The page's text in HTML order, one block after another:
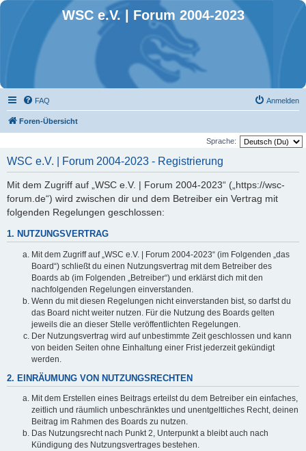
WSC e.V. | Forum 2004-2023
FAQ Anmelden
Foren-Übersicht
Sprache:
WSC e.V. | Forum 2004-2023 - Registrierung
Mit dem Zugriff auf „WSC e.V. | Forum 2004-2023“ („https://wsc-
forum.de“) wird zwischen dir und dem Betreiber ein Vertrag mit
folgenden Regelungen geschlossen:
1. NUTZUNGSVERTRAG
Mit dem Zugriff auf „WSC e.V. | Forum 2004-2023“ (im Folgenden „das
Board“) schließt du einen Nutzungsvertrag mit dem Betreiber des
Boards ab (im Folgenden „Betreiber“) und erklärst dich mit den
nachfolgenden Regelungen einverstanden.
Wenn du mit diesen Regelungen nicht einverstanden bist, so darfst du
das Board nicht weiter nutzen. Für die Nutzung des Boards gelten
jeweils die an dieser Stelle veröffentlichten Regelungen.
Der Nutzungsvertrag wird auf unbestimmte Zeit geschlossen und kann
von beiden Seiten ohne Einhaltung einer Frist jederzeit gekündigt
werden.
2. EINRÄUMUNG VON NUTZUNGSRECHTEN
Mit dem Erstellen eines Beitrags erteilst du dem Betreiber ein einfaches,
zeitlich und räumlich unbeschränktes und unentgeltliches Recht, deinen
Beitrag im Rahmen des Boards zu nutzen.
Das Nutzungsrecht nach Punkt 2, Unterpunkt a bleibt auch nach
Kündigung des Nutzungsvertrages bestehen.